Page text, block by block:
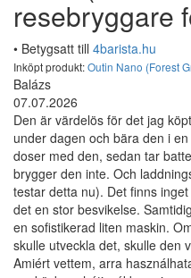
resebryggare
• Betygsatt till 4barista.hu
Inköpt produkt:Outin Nano (Forest
Balázs
07.07.2026
Den är värdelös för det jag
under dagen och bära den i
doser med den, sedan tar
brygger den inte. Och
testar detta nu). Det finns
det en stor besvikelse.
en sofistikerad liten maskin.
skulle utveckla det, skulle den
Amiért vettem, arra